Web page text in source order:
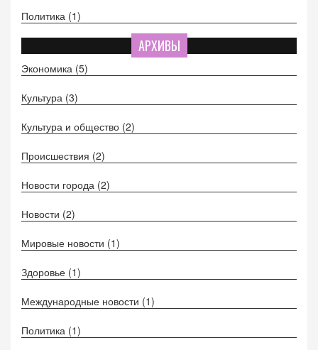
Политика (1)
АРХИВЫ
Экономика (5)
Культура (3)
Культура и общество (2)
Происшествия (2)
Новости города (2)
Новости (2)
Мировые новости (1)
Здоровье (1)
Международные новости (1)
Политика (1)